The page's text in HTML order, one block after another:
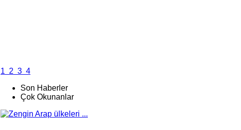
1 2 3 4
Son Haberler
Çok Okunanlar